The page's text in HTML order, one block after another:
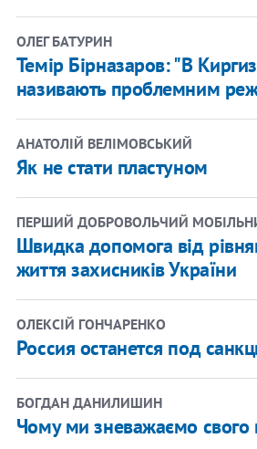
ОЛЕГ БАТУРИН
Темір Бірназаров: "В
називають проблемним
АНАТОЛІЙ ВЕЛІМОВСЬКИЙ
Як не стати пластуном
ПЕРШИЙ ДОБРОВОЛЬЧИЙ
Швидка допомога від
життя захисників України
ОЛЕКСІЙ ГОНЧАРЕНКО
Россия останется под
БОГДАН ДАНИЛИШИН
Чому ми зневажаємо свого